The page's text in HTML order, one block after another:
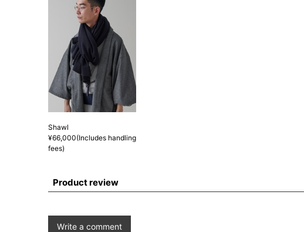
Shawl
¥66,000(Includes handling
fees)
Product review
Write a comment